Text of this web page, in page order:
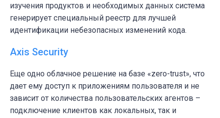
изучения продуктов и необходимых данных система
генерирует специальный реестр для лучшей
идентификации небезопасных изменений кода.
Axis Security
Еще одно облачное решение на базе «zero-trust», что
дает ему доступ к приложениям пользователя и не
зависит от количества пользовательских агентов –
подключение клиентов как локальных, так и